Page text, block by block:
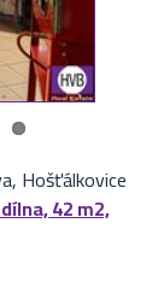
Hošťálkovice
42 m2,